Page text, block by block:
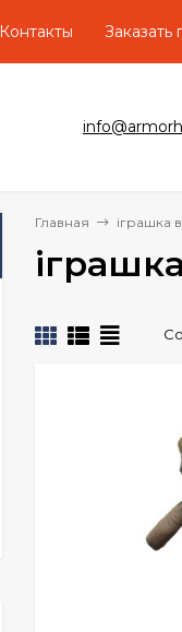
Контакты Заказать
Главная іграшка